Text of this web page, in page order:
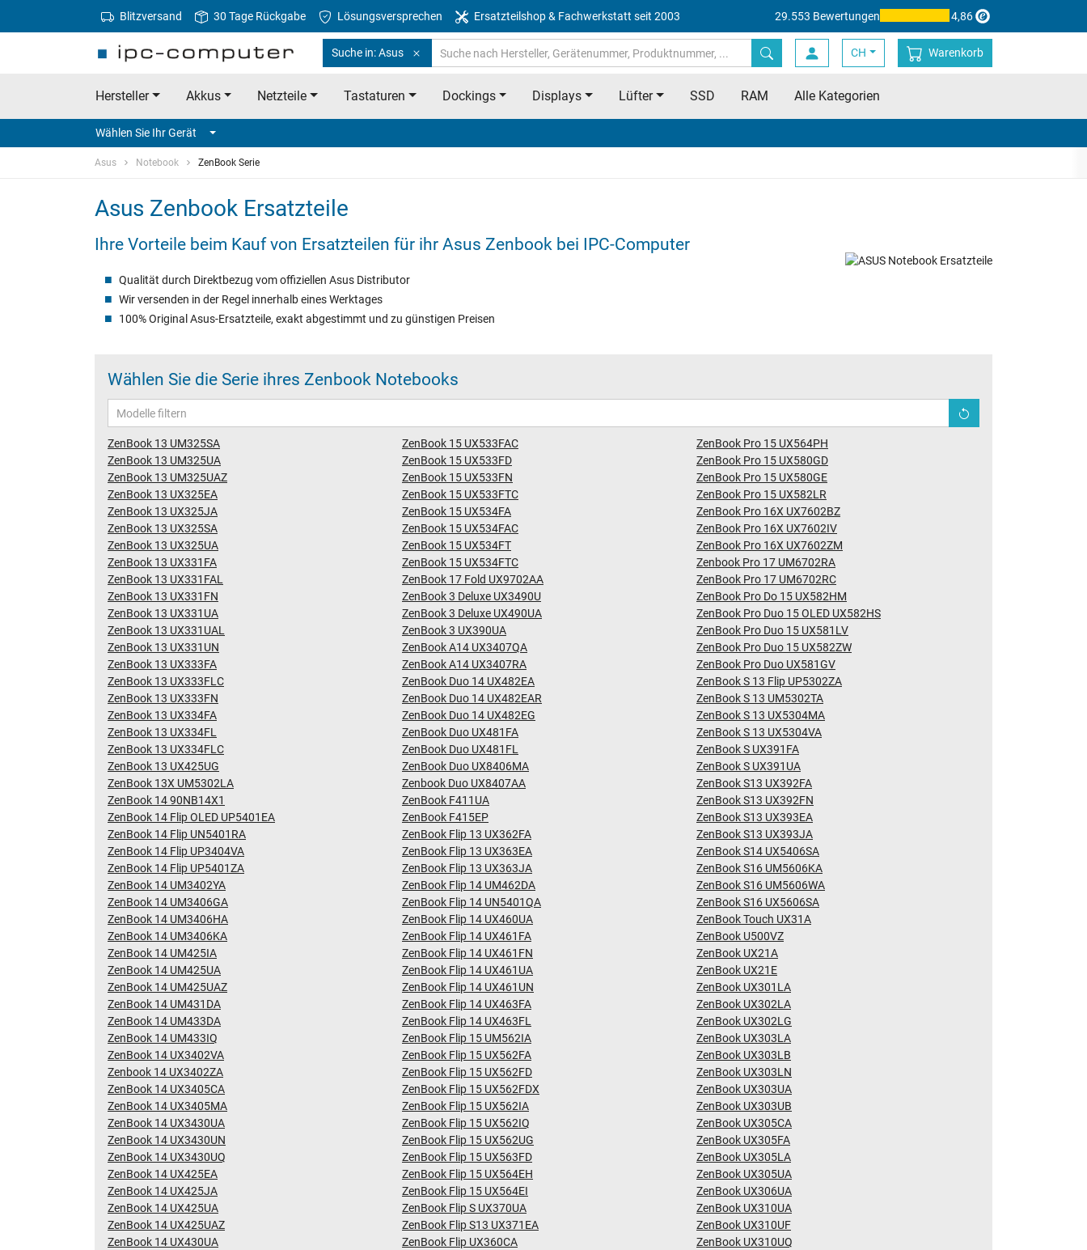
Blitzversand 30 Tage Rückgabe Lösungsversprechen Ersatzteilshop & Fachwerkstatt seit 2003 29.553 Bewertungen 4,86
Suche in: Asus CH Warenkorb
Hersteller Akkus Netzteile Tastaturen Dockings Displays Lüfter SSD RAM Alle Kategorien
Wählen Sie Ihr Gerät
Asus Notebook ZenBook Serie
Asus Zenbook Ersatzteile
Ihre Vorteile beim Kauf von Ersatzteilen für ihr Asus Zenbook bei IPC-Computer
Qualität durch Direktbezug vom offiziellen Asus Distributor
Wir versenden in der Regel innerhalb eines Werktages
100% Original Asus-Ersatzteile, exakt abgestimmt und zu günstigen Preisen
Wählen Sie die Serie ihres Zenbook Notebooks
ZenBook 13 UM325SA
ZenBook 13 UM325UA
ZenBook 13 UM325UAZ
ZenBook 13 UX325EA
ZenBook 13 UX325JA
ZenBook 13 UX325SA
ZenBook 13 UX325UA
ZenBook 13 UX331FA
ZenBook 13 UX331FAL
ZenBook 13 UX331FN
ZenBook 13 UX331UA
ZenBook 13 UX331UAL
ZenBook 13 UX331UN
ZenBook 13 UX333FA
ZenBook 13 UX333FLC
ZenBook 13 UX333FN
ZenBook 13 UX334FA
ZenBook 13 UX334FL
ZenBook 13 UX334FLC
ZenBook 13 UX425UG
ZenBook 13X UM5302LA
ZenBook 14 90NB14X1
ZenBook 14 Flip OLED UP5401EA
ZenBook 14 Flip UN5401RA
ZenBook 14 Flip UP3404VA
ZenBook 14 Flip UP5401ZA
ZenBook 14 UM3402YA
ZenBook 14 UM3406GA
ZenBook 14 UM3406HA
ZenBook 14 UM3406KA
ZenBook 14 UM425IA
ZenBook 14 UM425UA
ZenBook 14 UM425UAZ
ZenBook 14 UM431DA
ZenBook 14 UM433DA
ZenBook 14 UM433IQ
ZenBook 14 UX3402VA
Zenbook 14 UX3402ZA
ZenBook 14 UX3405CA
ZenBook 14 UX3405MA
ZenBook 14 UX3430UA
ZenBook 14 UX3430UN
ZenBook 14 UX3430UQ
ZenBook 14 UX425EA
ZenBook 14 UX425JA
ZenBook 14 UX425UA
ZenBook 14 UX425UAZ
ZenBook 14 UX430UA
ZenBook 15 UX533FAC
ZenBook 15 UX533FD
ZenBook 15 UX533FN
ZenBook 15 UX533FTC
ZenBook 15 UX534FA
ZenBook 15 UX534FAC
ZenBook 15 UX534FT
ZenBook 15 UX534FTC
ZenBook 17 Fold UX9702AA
ZenBook 3 Deluxe UX3490U
ZenBook 3 Deluxe UX490UA
ZenBook 3 UX390UA
ZenBook A14 UX3407QA
ZenBook A14 UX3407RA
ZenBook Duo 14 UX482EA
ZenBook Duo 14 UX482EAR
ZenBook Duo 14 UX482EG
ZenBook Duo UX481FA
ZenBook Duo UX481FL
ZenBook Duo UX8406MA
Zenbook Duo UX8407AA
ZenBook F411UA
ZenBook F415EP
ZenBook Flip 13 UX362FA
ZenBook Flip 13 UX363EA
ZenBook Flip 13 UX363JA
ZenBook Flip 14 UM462DA
ZenBook Flip 14 UN5401QA
ZenBook Flip 14 UX460UA
ZenBook Flip 14 UX461FA
ZenBook Flip 14 UX461FN
ZenBook Flip 14 UX461UA
ZenBook Flip 14 UX461UN
ZenBook Flip 14 UX463FA
ZenBook Flip 14 UX463FL
ZenBook Flip 15 UM562IA
ZenBook Flip 15 UX562FA
ZenBook Flip 15 UX562FD
ZenBook Flip 15 UX562FDX
ZenBook Flip 15 UX562IA
ZenBook Flip 15 UX562IQ
ZenBook Flip 15 UX562UG
ZenBook Flip 15 UX563FD
ZenBook Flip 15 UX564EH
ZenBook Flip 15 UX564EI
ZenBook Flip S UX370UA
ZenBook Flip S13 UX371EA
ZenBook Flip UX360CA
ZenBook Pro 15 UX564PH
ZenBook Pro 15 UX580GD
ZenBook Pro 15 UX580GE
ZenBook Pro 15 UX582LR
ZenBook Pro 16X UX7602BZ
ZenBook Pro 16X UX7602IV
ZenBook Pro 16X UX7602ZM
Zenbook Pro 17 UM6702RA
ZenBook Pro 17 UM6702RC
ZenBook Pro Do 15 UX582HM
ZenBook Pro Duo 15 OLED UX582HS
ZenBook Pro Duo 15 UX581LV
ZenBook Pro Duo 15 UX582ZW
ZenBook Pro Duo UX581GV
ZenBook S 13 Flip UP5302ZA
ZenBook S 13 UM5302TA
ZenBook S 13 UX5304MA
ZenBook S 13 UX5304VA
ZenBook S UX391FA
ZenBook S UX391UA
ZenBook S13 UX392FA
ZenBook S13 UX392FN
ZenBook S13 UX393EA
ZenBook S13 UX393JA
ZenBook S14 UX5406SA
ZenBook S16 UM5606KA
ZenBook S16 UM5606WA
ZenBook S16 UX5606SA
ZenBook Touch UX31A
ZenBook U500VZ
ZenBook UX21A
ZenBook UX21E
ZenBook UX301LA
ZenBook UX302LA
ZenBook UX302LG
ZenBook UX303LA
ZenBook UX303LB
ZenBook UX303LN
ZenBook UX303UA
ZenBook UX303UB
ZenBook UX305CA
ZenBook UX305FA
ZenBook UX305LA
ZenBook UX305UA
ZenBook UX306UA
ZenBook UX310UA
ZenBook UX310UF
ZenBook UX310UQ